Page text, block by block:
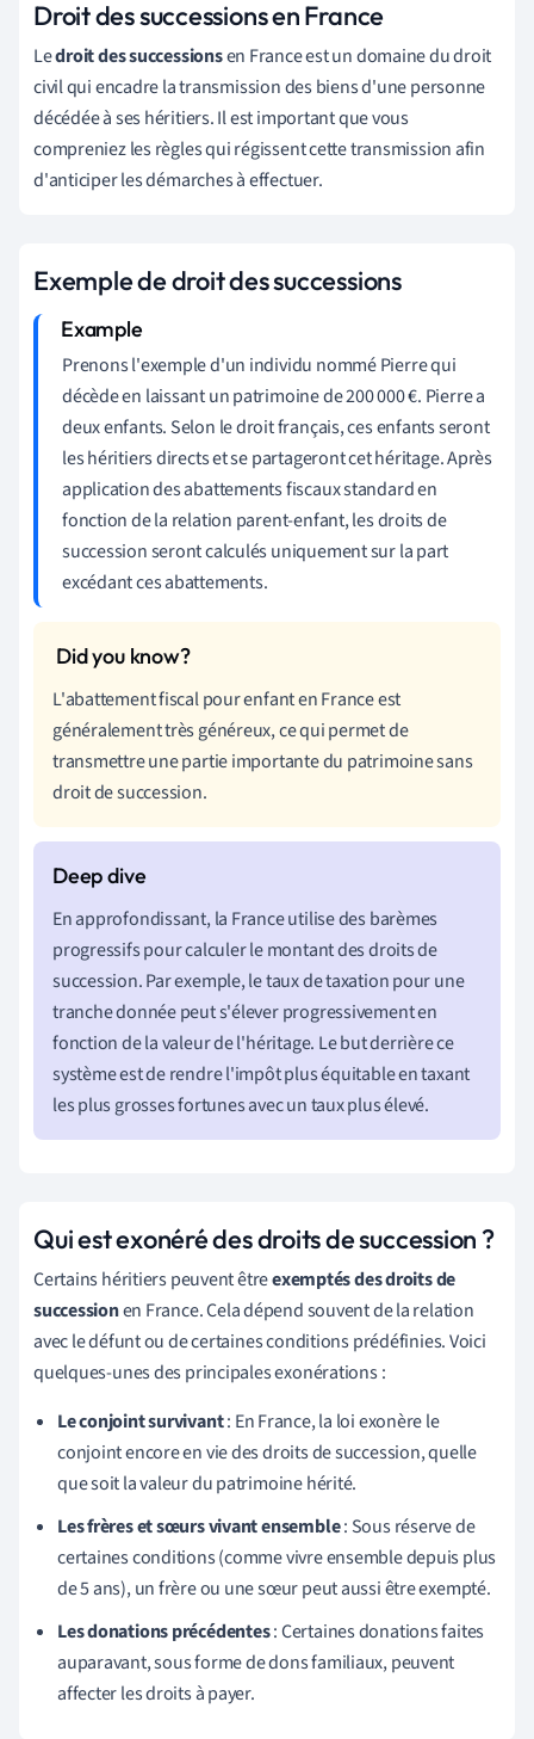
Droit des successions en France
Ledroit des successionsen France est un domaine du droit
civil qui encadre la transmission des biens d'une personne
décédée à ses héritiers. Il est important que vous
compreniez les règles qui régissent cette transmission afin
d'anticiper les démarches à effectuer.
Exemple de droit des successions
Prenons l'exemple d'un individu nommé Pierre qui
décède en laissant un patrimoine de 200 000 €. Pierre a
deux enfants. Selon le droit français, ces enfants seront
les héritiers directs et se partageront cet héritage. Après
application des abattements fiscaux standard en
fonction de la relation parent-enfant, les droits de
succession seront calculés uniquement sur la part
excédant ces abattements.
L'abattement fiscal pour enfant en France est
généralement très généreux, ce qui permet de
transmettre une partie importante du patrimoine sans
droit de succession.
En approfondissant, la France utilise des barèmes
progressifs pour calculer le montant des droits de
succession. Par exemple, le taux de taxation pour une
tranche donnée peut s'élever progressivement en
fonction de la valeur de l'héritage. Le but derrière ce
système est de rendre l'impôt plus équitable en taxant
les plus grosses fortunes avec un taux plus élevé.
Qui est exonéré des droits de succession ?
Certains héritiers peuvent êtreexemptés des droits de
successionen France. Cela dépend souvent de la relation
avec le défunt ou de certaines conditions prédéfinies. Voici
quelques-unes des principales exonérations :
Le conjoint survivant: En France, la loi exonère le
conjoint encore en vie des droits de succession, quelle
que soit la valeur du patrimoine hérité.
Les frères et sœurs vivant ensemble: Sous réserve de
certaines conditions (comme vivre ensemble depuis plus
de 5 ans), un frère ou une sœur peut aussi être exempté.
Les donations précédentes: Certaines donations faites
auparavant, sous forme de dons familiaux, peuvent
affecter les droits à payer.